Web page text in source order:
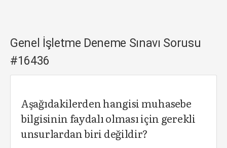
Genel İşletme Deneme Sınavı Sorusu
#16436
Aşağıdakilerden hangisi muhasebe
bilgisinin faydalı olması için gerekli
unsurlardan biri değildir?